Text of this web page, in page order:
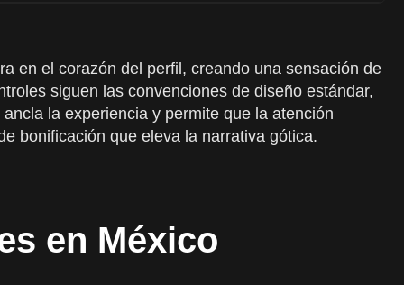
en el corazón del perfil, creando una sensación de
siguen las convenciones de diseño estándar,
la experiencia y permite que la atención
bonificación que eleva la narrativa gótica.
en México